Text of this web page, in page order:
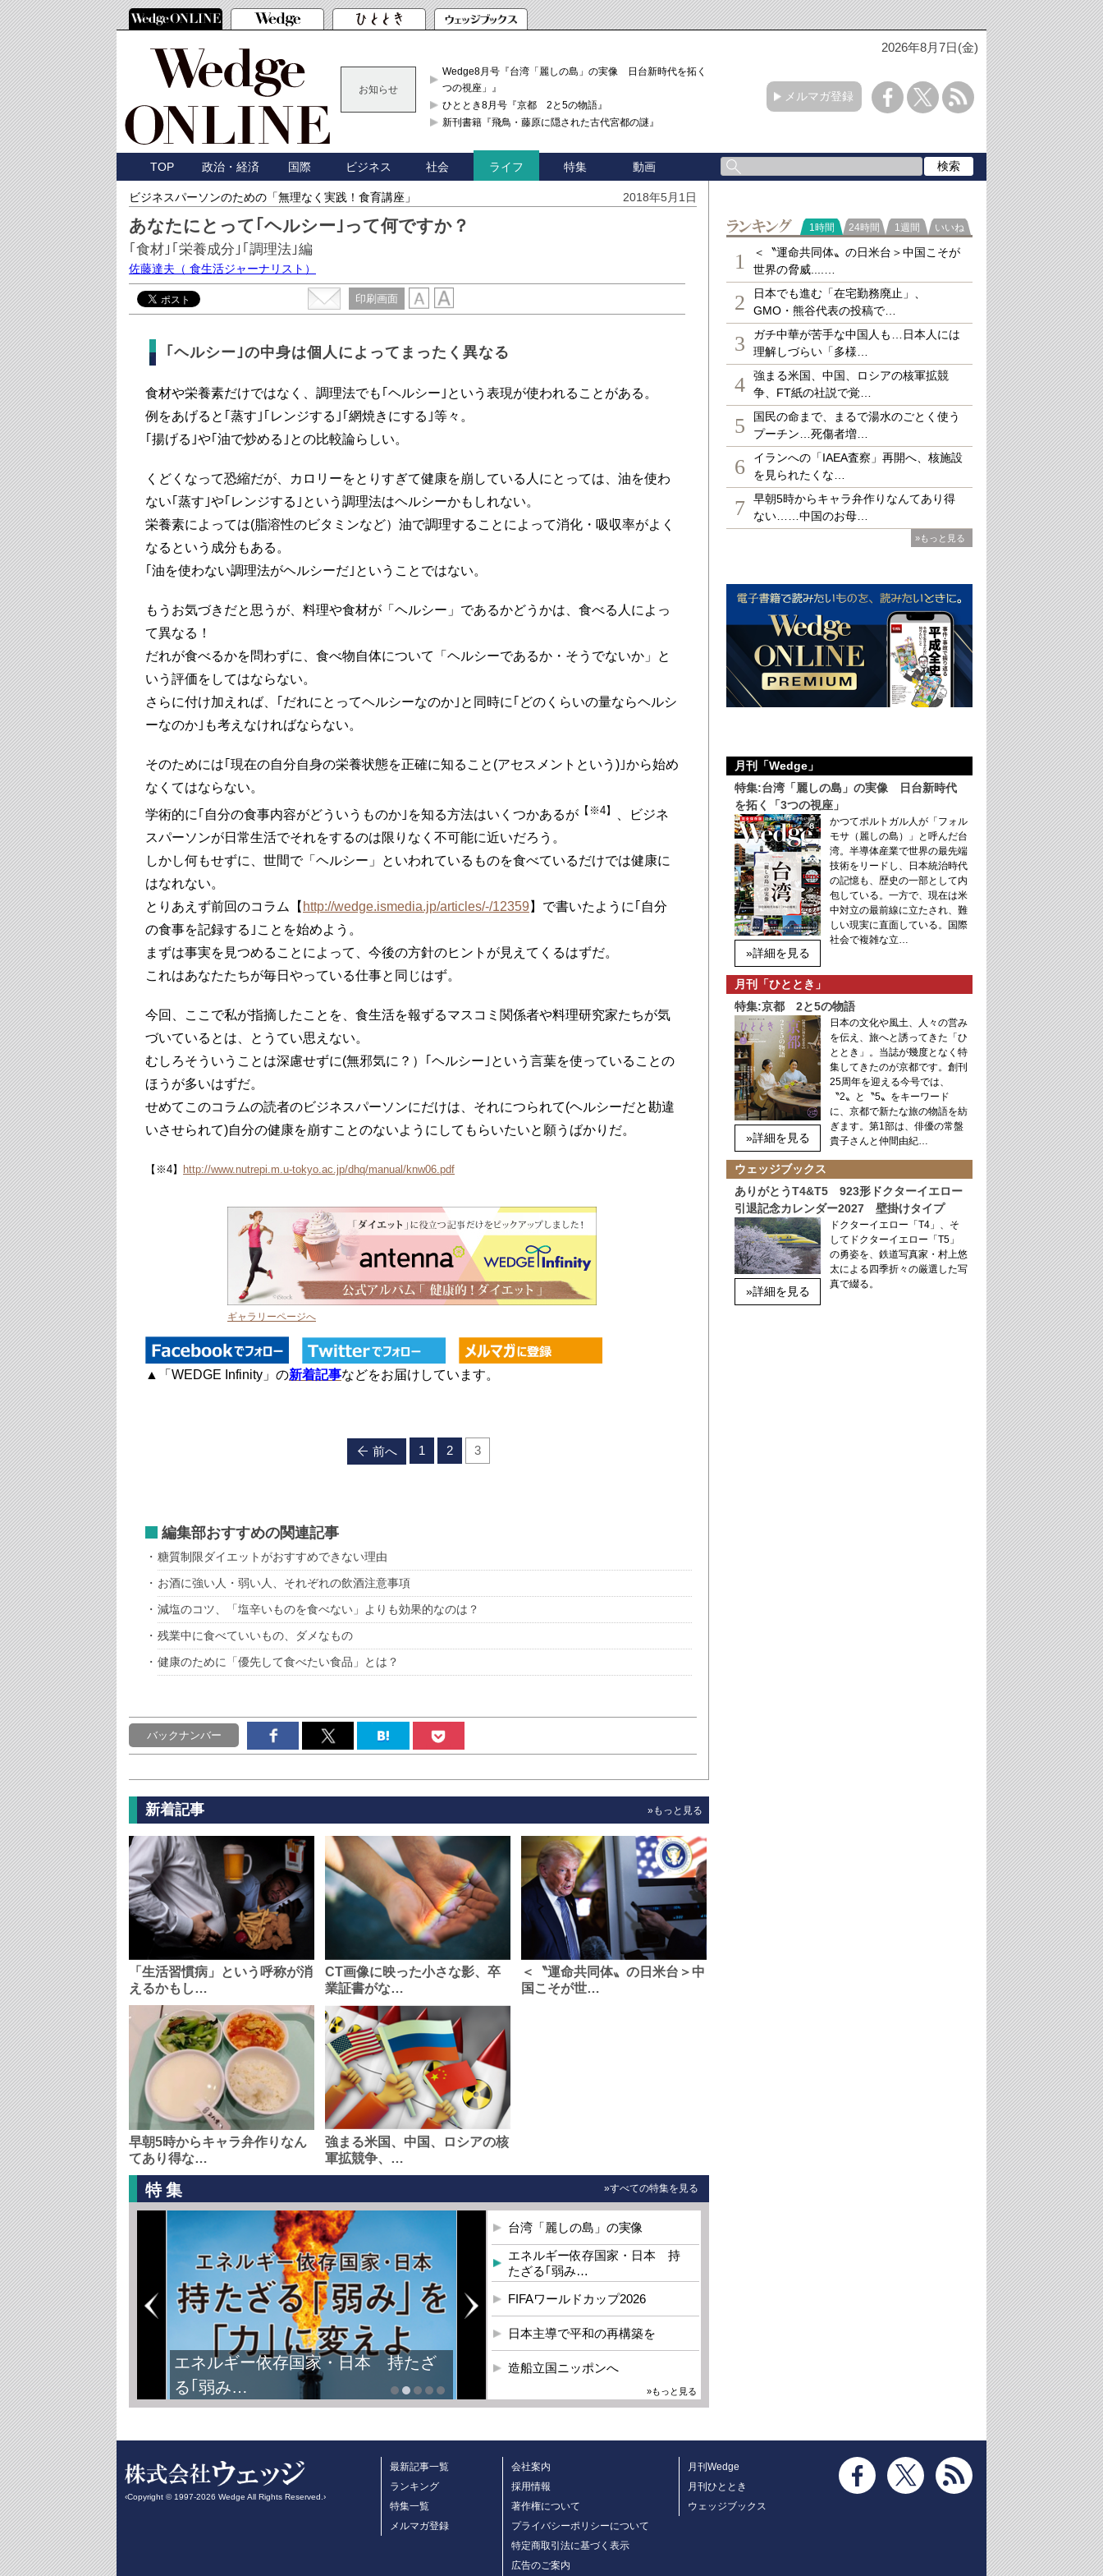
2026年8月7日(金)
お知らせ
Wedge8月号『台湾「麗しの島」の実像 日台新時代を拓く「3
つの視座」』
ひととき8月号『京都 2と5の物語』
新刊書籍『飛鳥・藤原に隠された古代宮都の謎』
メルマガ登録
TOP 政治・経済 国際 ビジネス 社会 ライフ 特集 動画
ビジネスパーソンのための「無理なく実践！食育講座」 2018年5月1日
あなたにとって｢ヘルシー｣って何ですか？
｢食材｣｢栄養成分｣｢調理法｣編
佐藤達夫 （ 食生活ジャーナリスト）
印刷画面
｢ヘルシー｣の中身は個人によってまったく異なる
食材や栄養素だけではなく、調理法でも｢ヘルシー｣という表現が使われることがある。
例をあげると｢蒸す｣｢レンジする｣｢網焼きにする｣等々。
｢揚げる｣や｢油で炒める｣との比較論らしい。
くどくなって恐縮だが、カロリーをとりすぎて健康を崩している人にとっては、油を使わ
ない｢蒸す｣や｢レンジする｣という調理法はヘルシーかもしれない。
栄養素によっては(脂溶性のビタミンなど）油で調理することによって消化・吸収率がよく
なるという成分もある。
｢油を使わない調理法がヘルシーだ｣ということではない。
もうお気づきだと思うが、料理や食材が「ヘルシー」であるかどうかは、食べる人によっ
て異なる！
だれが食べるかを問わずに、食べ物自体について「ヘルシーであるか・そうでないか」と
いう評価をしてはならない。
さらに付け加えれば、｢だれにとってヘルシーなのか｣と同時に｢どのくらいの量ならヘルシ
ーなのか｣も考えなければならない。
そのためには｢現在の自分自身の栄養状態を正確に知ること(アセスメントという)｣から始め
なくてはならない。
学術的に｢自分の食事内容がどういうものか｣を知る方法はいくつかあるが 【※4】
、ビジネ
スパーソンが日常生活でそれをするのは限りなく不可能に近いだろう。
しかし何もせずに、世間で「ヘルシー」といわれているものを食べているだけでは健康に
はなれない。
とりあえず前回のコラム【 http://wedge.ismedia.jp/articles/-/12359 】で書いたように｢自分
の食事を記録する｣ことを始めよう。
まずは事実を見つめることによって、今後の方針のヒントが見えてくるはずだ。
これはあなたたちが毎日やっている仕事と同じはず。
今回、ここで私が指摘したことを、食生活を報ずるマスコミ関係者や料理研究家たちが気
づいているとは、とうてい思えない。
むしろそういうことは深慮せずに(無邪気に？）｢ヘルシー｣という言葉を使っていることの
ほうが多いはずだ。
せめてこのコラムの読者のビジネスパーソンにだけは、それにつられて(ヘルシーだと勘違
いさせられて)自分の健康を崩すことのないようにしてもらいたいと願うばかりだ。
【※4】 http://www.nutrepi.m.u-tokyo.ac.jp/dhq/manual/knw06.pdf
ギャラリーページへ
▲「WEDGE Infinity」の新着記事などをお届けしています。
前へ 1 2 3
編集部おすすめの関連記事
糖質制限ダイエットがおすすめできない理由
お酒に強い人・弱い人、それぞれの飲酒注意事項
減塩のコツ、「塩辛いものを食べない」よりも効果的なのは？
残業中に食べていいもの、ダメなもの
健康のために「優先して食べたい食品」とは？
バックナンバー
新着記事 »もっと見る
「生活習慣病」という呼称が消
えるかもし…
CT画像に映った小さな影、卒
業証書がな…
＜〝運命共同体〟の日米台＞中
国こそが世…
早朝5時からキャラ弁作りなん
てあり得な…
強まる米国、中国、ロシアの核
軍拡競争、…
特集 »すべての特集を見る
エネルギー依存国家・日本 持たざ
る｢弱み…
台湾「麗しの島」の実像
エネルギー依存国家・日本 持
たざる｢弱み…
FIFAワールドカップ2026
日本主導で平和の再構築を
造船立国ニッポンへ
»もっと見る
ランキング
1時間 24時間 1週間 いいね
1
＜〝運命共同体〟の日米台＞中国こそが
世界の脅威....…
2
日本でも進む「在宅勤務廃止」、
GMO・熊谷代表の投稿で…
3
ガチ中華が苦手な中国人も…日本人には
理解しづらい「多様…
4
強まる米国、中国、ロシアの核軍拡競
争、FT紙の社説で覚…
5
国民の命まで、まるで湯水のごとく使う
プーチン…死傷者増…
6
イランへの「IAEA査察」再開へ、核施設
を見られたくな…
7
早朝5時からキャラ弁作りなんてあり得
ない……中国のお母…
»もっと見る
月刊「Wedge」
特集:台湾「麗しの島」の実像 日台新時代
を拓く「3つの視座」
»詳細を見る
かつてポルトガル人が「フォル
モサ（麗しの島）」と呼んだ台
湾。半導体産業で世界の最先端
技術をリードし、日本統治時代
の記憶も、歴史の一部として内
包している。一方で、現在は米
中対立の最前線に立たされ、難
しい現実に直面している。国際
社会で複雑な立…
月刊「ひととき」
特集:京都 2と5の物語
»詳細を見る
日本の文化や風土、人々の営み
を伝え、旅へと誘ってきた「ひ
ととき」。当誌が幾度となく特
集してきたのが京都です。創刊
25周年を迎える今号では、
〝2〟と〝5〟をキーワード
に、京都で新たな旅の物語を紡
ぎます。第1部は、俳優の常盤
貴子さんと仲間由紀…
ウェッジブックス
ありがとうT4&T5 923形ドクターイエロー
引退記念カレンダー2027 壁掛けタイプ
»詳細を見る
ドクターイエロー「T4」、そ
してドクターイエロー「T5」
の勇姿を、鉄道写真家・村上悠
太による四季折々の厳選した写
真で綴る。
‹Copyright © 1997-2026 Wedge All Rights Reserved.›
最新記事一覧
ランキング
特集一覧
メルマガ登録
会社案内
採用情報
著作権について
プライバシーポリシーについて
特定商取引法に基づく表示
広告のご案内
月刊Wedge
月刊ひととき
ウェッジブックス